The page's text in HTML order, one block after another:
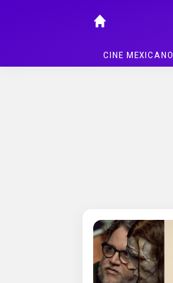
CINE MEXICANO